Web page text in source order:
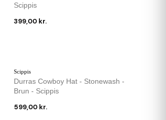
Scippis
399,00 kr.
Scippis
Durras Cowboy Hat - Stonewash -
Brun - Scippis
599,00 kr.